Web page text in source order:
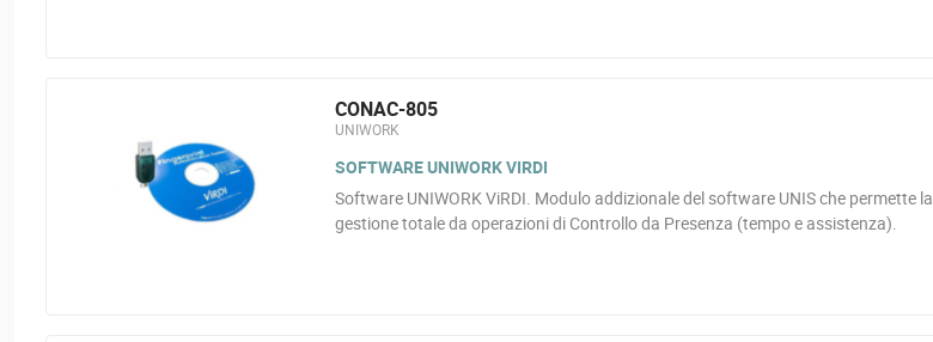
CONAC-805
UNIWORK
SOFTWARE UNIWORK VIRDI
Software UNIWORK ViRDI. Modulo addizionale del software UNIS che permette la
gestione totale da operazioni di Controllo da Presenza (tempo e assistenza).